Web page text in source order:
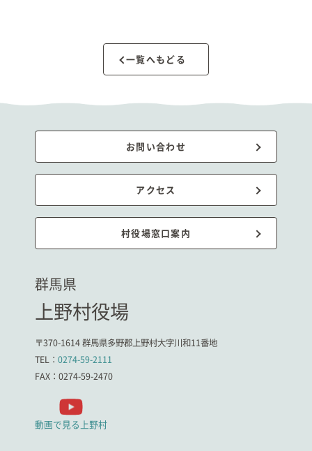
一覧へもどる
お問い合わせ
アクセス
村役場窓口案内
群馬県
上野村役場
〒370-1614 群馬県多野郡上野村大字川和11番地
TEL： 0274-59-2111
FAX：0274-59-2470
動画で見る上野村